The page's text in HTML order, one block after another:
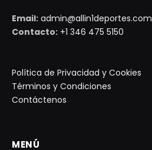
Email: admin@allin1deportes.com
Contacto: +1 346 475 5150
Política de Privacidad y Cookies
Términos y Condiciones
Contáctenos
MENÚ